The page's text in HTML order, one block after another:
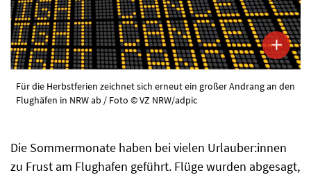
Für die Herbstferien zeichnet sich erneut ein großer Andrang an den
Flughäfen in NRW ab / Foto © VZ NRW/adpic
Die Sommermonate haben bei vielen Urlauber:innen
zu Frust am Flughafen geführt. Flüge wurden abgesagt,